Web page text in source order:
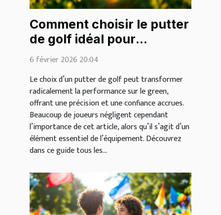
Comment choisir le putter
de golf idéal pour
améliorer votre jeu ?
6 février 2026 20:04
Le choix d’un putter de golf peut transformer
radicalement la performance sur le green,
offrant une précision et une confiance accrues.
Beaucoup de joueurs négligent cependant
l’importance de cet article, alors qu’il s’agit d’un
élément essentiel de l’équipement. Découvrez
dans ce guide tous les...